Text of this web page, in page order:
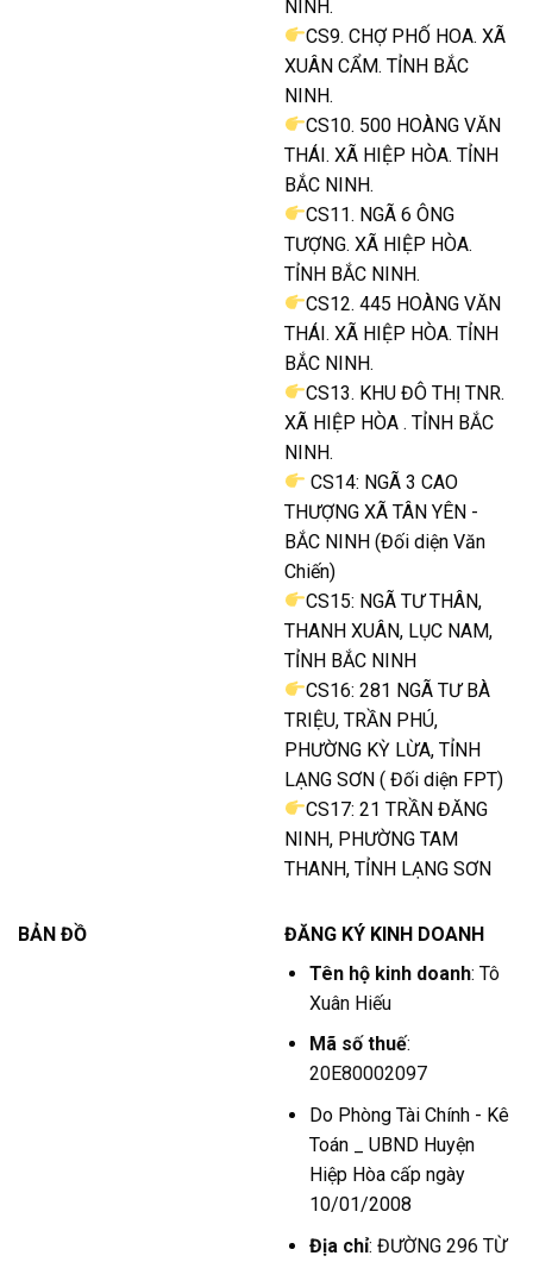
NINH.
CS9. CHỢ PHỐ HOA. XÃ
XUÂN CẨM. TỈNH BẮC
NINH.
CS10. 500 HOÀNG VĂN
THÁI. XÃ HIỆP HÒA. TỈNH
BẮC NINH.
CS11. NGÃ 6 ÔNG
TƯỢNG. XÃ HIỆP HÒA.
TỈNH BẮC NINH.
CS12. 445 HOÀNG VĂN
THÁI. XÃ HIỆP HÒA. TỈNH
BẮC NINH.
CS13. KHU ĐÔ THỊ TNR.
XÃ HIỆP HÒA . TỈNH BẮC
NINH.
CS14: NGÃ 3 CAO
THƯỢNG XÃ TÂN YÊN -
BẮC NINH (Đối diện Văn
Chiến)
CS15: NGÃ TƯ THÂN,
THANH XUÂN, LỤC NAM,
TỈNH BẮC NINH
CS16: 281 NGÃ TƯ BÀ
TRIỆU, TRẦN PHÚ,
PHƯỜNG KỲ LỪA, TỈNH
LẠNG SƠN ( Đối diện FPT)
CS17: 21 TRẦN ĐĂNG
NINH, PHƯỜNG TAM
THANH, TỈNH LẠNG SƠN
BẢN ĐỒ
ĐĂNG KÝ KINH DOANH
Tên hộ kinh doanh: Tô
Xuân Hiếu
Mã số thuế:
20E80002097
Do Phòng Tài Chính - Kê
Toán _ UBND Huyện
Hiệp Hòa cấp ngày
10/01/2008
Địa chỉ: ĐƯỜNG 296 TỪ